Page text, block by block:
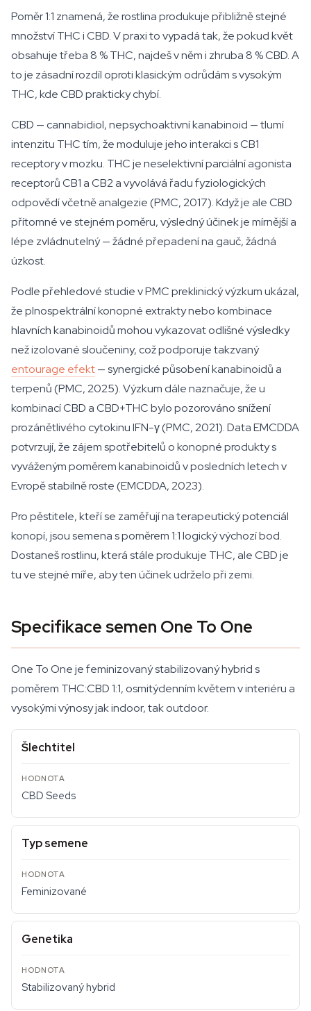
Poměr 1:1 znamená, že rostlina produkuje přibližně stejné
množství THC i CBD. V praxi to vypadá tak, že pokud květ
obsahuje třeba 8 % THC, najdeš v něm i zhruba 8 % CBD. A
to je zásadní rozdíl oproti klasickým odrůdám s vysokým
THC, kde CBD prakticky chybí.
CBD — cannabidiol, nepsychoaktivní kanabinoid — tlumí
intenzitu THC tím, že moduluje jeho interakci s CB1
receptory v mozku. THC je neselektivní parciální agonista
receptorů CB1 a CB2 a vyvolává řadu fyziologických
odpovědí včetně analgezie (PMC, 2017). Když je ale CBD
přítomné ve stejném poměru, výsledný účinek je mírnější a
lépe zvládnutelný — žádné přepadení na gauč, žádná
úzkost.
Podle přehledové studie v PMC preklinický výzkum ukázal,
že plnospektrální konopné extrakty nebo kombinace
hlavních kanabinoidů mohou vykazovat odlišné výsledky
než izolované sloučeniny, což podporuje takzvaný
entourage efekt— synergické působení kanabinoidů a
terpenů (PMC, 2025). Výzkum dále naznačuje, že u
kombinací CBD a CBD+THC bylo pozorováno snížení
prozánětlivého cytokinu IFN-γ (PMC, 2021). Data EMCDDA
potvrzují, že zájem spotřebitelů o konopné produkty s
vyváženým poměrem kanabinoidů v posledních letech v
Evropě stabilně roste (EMCDDA, 2023).
Pro pěstitele, kteří se zaměřují na terapeutický potenciál
konopí, jsou semena s poměrem 1:1 logický výchozí bod.
Dostaneš rostlinu, která stále produkuje THC, ale CBD je
tu ve stejné míře, aby ten účinek udrželo při zemi.
Specifikace semen One To One
One To One je feminizovaný stabilizovaný hybrid s
poměrem THC:CBD 1:1, osmitýdenním květem v interiéru a
vysokými výnosy jak indoor, tak outdoor.
Šlechtitel
CBD Seeds
Typ semene
Feminizované
Genetika
Stabilizovaný hybrid